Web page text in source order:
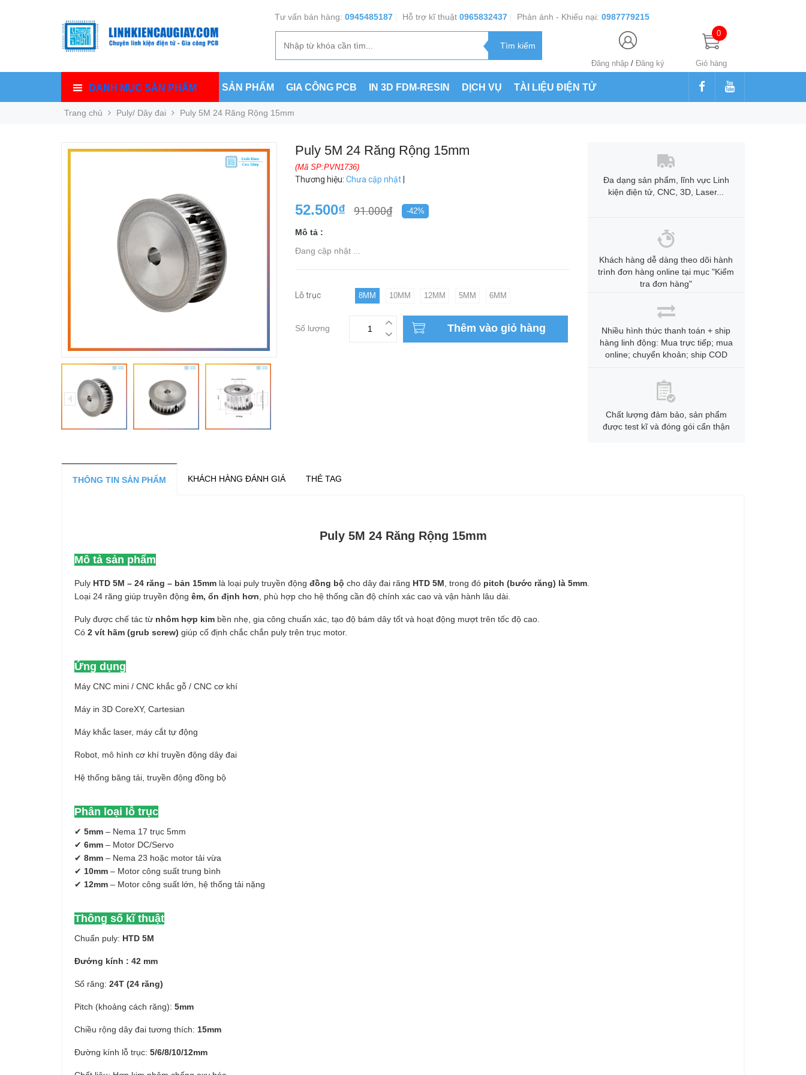
Tư vấn bán hàng: 0945485187| Hỗ trợ kĩ thuật 0965832437| Phản ánh - Khiếu nại: 0987779215
Đăng nhập/ Đăng ký Giỏ hàng
0
DANH MỤC SẢN PHẨM SẢN PHẨM GIA CÔNG PCB IN 3D FDM-RESIN DỊCH VỤ TÀI LIỆU ĐIỆN TỬ
Trang chủ Puly/ Dây đai Puly 5M 24 Răng Rộng 15mm
Puly 5M 24 Răng Rộng 15mm
(Mã SP:PVN1736)
Thương hiệu: Chưa cập nhật
52.500₫ 91.000₫ -42%
Mô tả :
Đang cập nhật ...
Lỗ trục 8MM 10MM 12MM 5MM 6MM
Số lượng Thêm vào giỏ hàng
Đa dạng sản phẩm, lĩnh vực Linh
kiện điện tử, CNC, 3D, Laser...
Khách hàng dễ dàng theo dõi hành
trình đơn hàng online tại mục "Kiểm
tra đơn hàng"
Nhiều hình thức thanh toán + ship
hàng linh động: Mua trực tiếp; mua
online; chuyển khoản; ship COD
Chất lượng đảm bảo, sản phẩm
được test kĩ và đóng gói cẩn thận
THÔNG TIN SẢN PHẨM KHÁCH HÀNG ĐÁNH GIÁ THẺ TAG
Puly 5M 24 Răng Rộng 15mm
Mô tả sản phẩm
Puly HTD 5M – 24 răng – bản 15mm là loại puly truyền động đồng bộ cho dây đai răng HTD 5M , trong đó pitch (bước răng) là 5mm
Loại 24 răng giúp truyền động êm, ổn định hơn , phù hợp cho hệ thống cần độ chính xác cao và vận hành lâu dài.
Puly được chế tác từ nhôm hợp kim bền nhẹ, gia công chuẩn xác, tạo độ bám dây tốt và hoạt động mượt trên tốc độ cao.
Có 2 vít hãm (grub screw) giúp cố định chắc chắn puly trên trục motor.
Ứng dụng
Máy CNC mini / CNC khắc gỗ / CNC cơ khí
Máy in 3D CoreXY, Cartesian
Máy khắc laser, máy cắt tự động
Robot, mô hình cơ khí truyền động dây đai
Hệ thống băng tải, truyền động đồng bộ
Phân loại lỗ trục
✔ 5mm – Nema 17 trục 5mm
✔ 6mm – Motor DC/Servo
✔ 8mm – Nema 23 hoặc motor tải vừa
✔ 10mm – Motor công suất trung bình
✔ 12mm – Motor công suất lớn, hệ thống tải nặng
Thông số kĩ thuật
Chuẩn puly: HTD 5M
Đướng kính : 42 mm
Số răng: 24T (24 răng)
Pitch (khoảng cách răng): 5mm
Chiều rộng dây đai tương thích: 15mm
Đường kính lỗ trục: 5/6/8/10/12mm